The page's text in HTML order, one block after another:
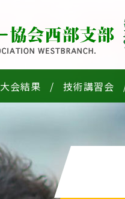
大会結果 技術講習会